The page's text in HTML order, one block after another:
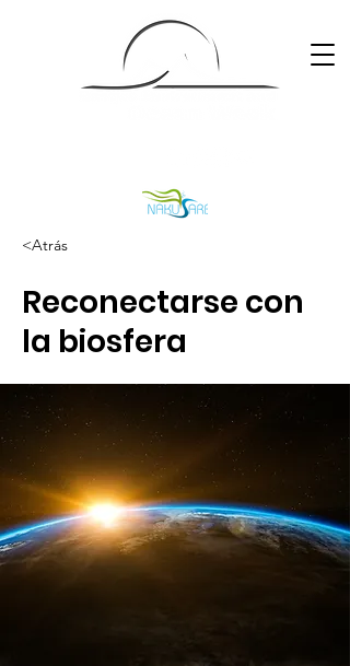
<Atrás
Reconectarse con
la biosfera